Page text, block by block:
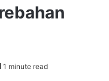
1 minute read